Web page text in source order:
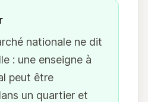
nationale ne dit
: une enseigne à
peut être
un quartier et